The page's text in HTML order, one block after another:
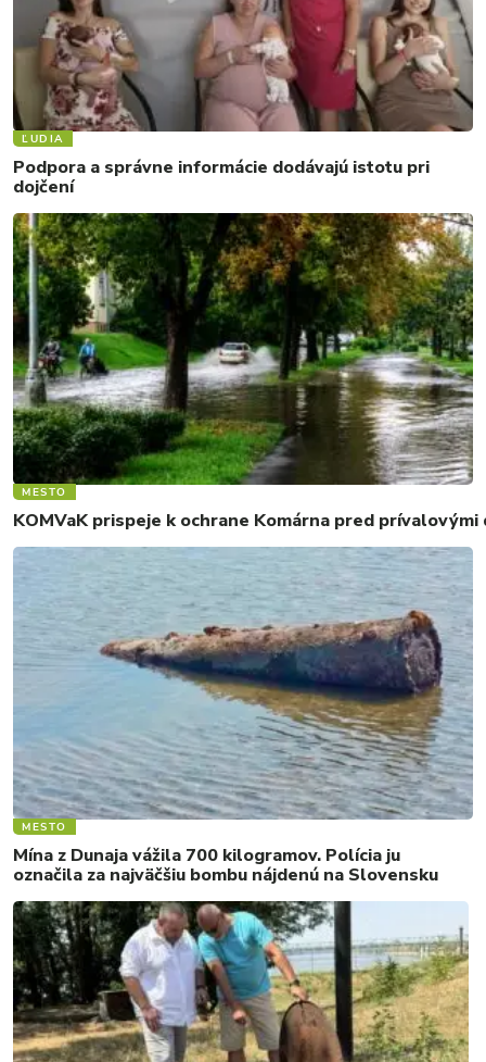
ĽUDIA
Podpora a správne informácie dodávajú istotu pri
dojčení
MESTO
KOMVaK prispeje k ochrane Komárna pred
MESTO
Mína z Dunaja vážila 700 kilogramov. Polícia ju
označila za najväčšiu bombu nájdenú na Slovensku